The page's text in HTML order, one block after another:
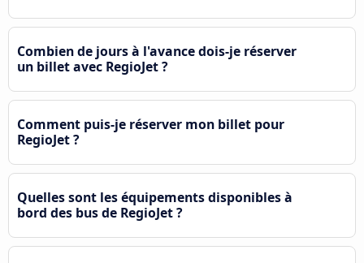
Combien de jours à l'avance dois-je réserver
un billet avec RegioJet ?
Comment puis-je réserver mon billet pour
RegioJet ?
Quelles sont les équipements disponibles à
bord des bus de RegioJet ?